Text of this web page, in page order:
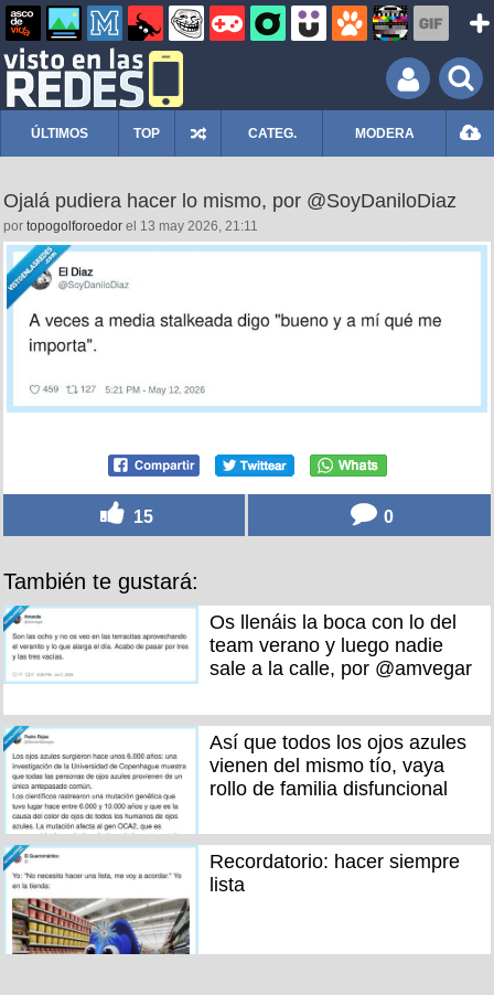
ÚLTIMOS TOP CATEG. MODERA
Ojalá pudiera hacer lo mismo, por @SoyDaniloDiaz
por topogolforoedor el 13 may 2026, 21:11
15 0
También te gustará:
Os llenáis la boca con lo del
team verano y luego nadie
sale a la calle, por @amvegar
Así que todos los ojos azules
vienen del mismo tío, vaya
rollo de familia disfuncional
Recordatorio: hacer siempre
lista